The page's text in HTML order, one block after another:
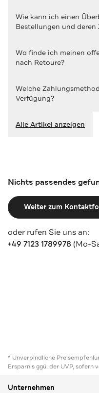
Wie kann ich einen
Bestellungen und
Wo finde ich meinen
nach Retoure?
Welche
Verfügung?
Alle Artikel anzeigen
Nichts passendes
Weiter zum
oder rufen Sie uns an:
+49 7123 1789978 (Mo-
* Unverbindliche
Ersparnis ggü. der UVP, sofern
Unternehmen